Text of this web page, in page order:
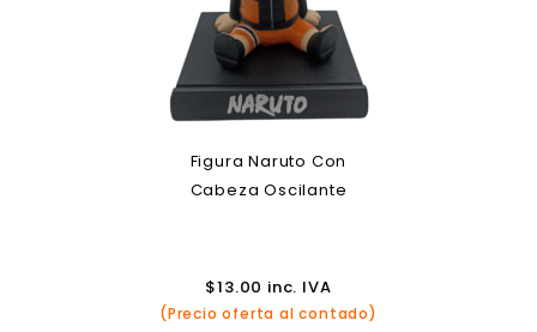
Figura Naruto Con
Cabeza Oscilante
$13.00 inc. IVA
(Precio oferta al contado)